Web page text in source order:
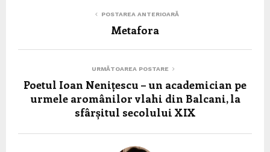
POSTAREA ANTERIOARĂ
Metafora
URMĂTOAREA POSTARE
Poetul Ioan Nenițescu – un academician pe
urmele aromânilor vlahi din Balcani, la
sfârșitul secolului XIX